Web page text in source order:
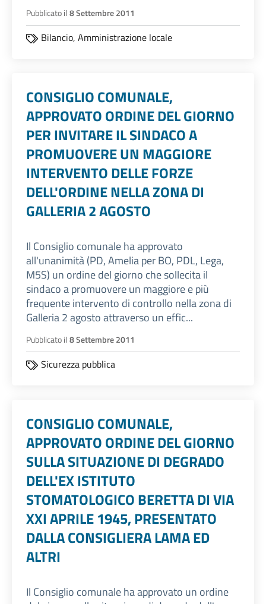
Pubblicato il 8 Settembre 2011
Bilancio, Amministrazione locale
CONSIGLIO COMUNALE,
APPROVATO ORDINE DEL GIORNO
PER INVITARE IL SINDACO A
PROMUOVERE UN MAGGIORE
INTERVENTO DELLE FORZE
DELL'ORDINE NELLA ZONA DI
GALLERIA 2 AGOSTO
Il Consiglio comunale ha approvato
all'unanimità (PD, Amelia per BO, PDL, Lega,
M5S) un ordine del giorno che sollecita il
sindaco a promuovere un maggiore e più
frequente intervento di controllo nella zona di
Galleria 2 agosto attraverso un effic...
Pubblicato il 8 Settembre 2011
Sicurezza pubblica
CONSIGLIO COMUNALE,
APPROVATO ORDINE DEL GIORNO
SULLA SITUAZIONE DI DEGRADO
DELL'EX ISTITUTO
STOMATOLOGICO BERETTA DI VIA
XXI APRILE 1945, PRESENTATO
DALLA CONSIGLIERA LAMA ED
ALTRI
Il Consiglio comunale ha approvato un ordine